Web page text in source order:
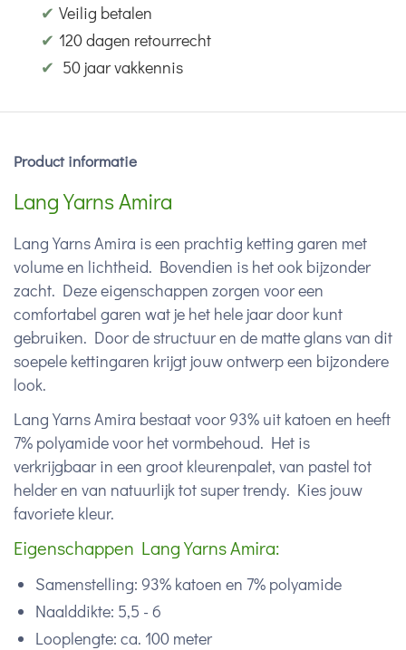
✔ Veilig betalen
✔ 120 dagen retourrecht
✔ 50 jaar vakkennis
Product informatie
Lang Yarns Amira
Lang Yarns Amira is een prachtig ketting garen met
volume en lichtheid. Bovendien is het ook bijzonder
zacht. Deze eigenschappen zorgen voor een
comfortabel garen wat je het hele jaar door kunt
gebruiken. Door de structuur en de matte glans van dit
soepele kettingaren krijgt jouw ontwerp een bijzondere
look.
Lang Yarns Amira bestaat voor 93% uit katoen en heeft
7% polyamide voor het vormbehoud. Het is
verkrijgbaar in een groot kleurenpalet, van pastel tot
helder en van natuurlijk tot super trendy. Kies jouw
favoriete kleur.
Eigenschappen Lang Yarns Amira:
Samenstelling: 93% katoen en 7% polyamide
Naalddikte: 5,5 - 6
Looplengte: ca. 100 meter